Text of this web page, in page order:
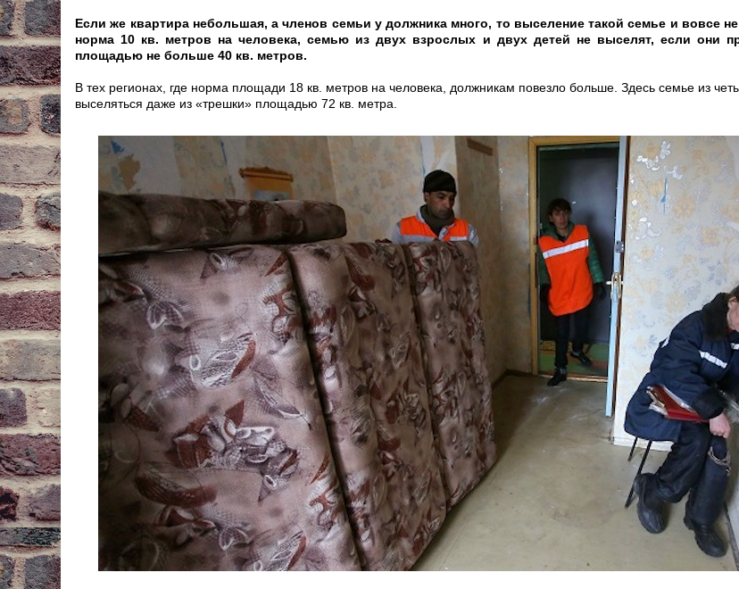
Если же квартира небольшая, а членов семьи у должника много, то выселение такой семье и вовсе не
норма 10 кв. метров на человека, семью из двух взрослых и двух детей не выселят, если они
площадью не больше 40 кв. метров.
В тех регионах, где норма площади 18 кв. метров на человека, должникам повезло больше. Здесь семье из
выселяться даже из «трешки» площадью 72 кв. метра.